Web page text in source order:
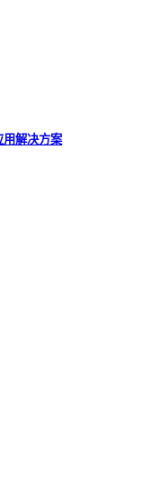
用解决方案